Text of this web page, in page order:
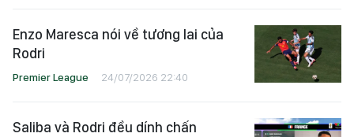
Enzo Maresca nói về tương lai của
Rodri
Premier League 24/07/2026 22:40
Saliba và Rodri đều dính chấn